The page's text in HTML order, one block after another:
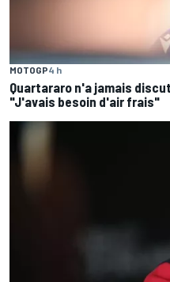
MOTOGP4 h
Quartararo n'a jamais
"J'avais besoin d'air frais"